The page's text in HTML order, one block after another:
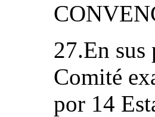
27.En sus
Comité
por 14